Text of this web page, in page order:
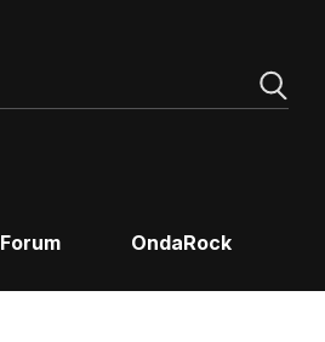
Forum OndaRock